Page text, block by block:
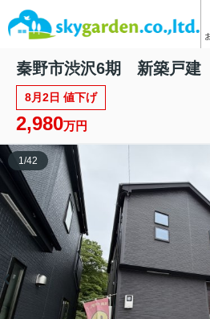
秦野市渋沢6期 新築戸
8月2日 値下げ
2,980万円
1 /42